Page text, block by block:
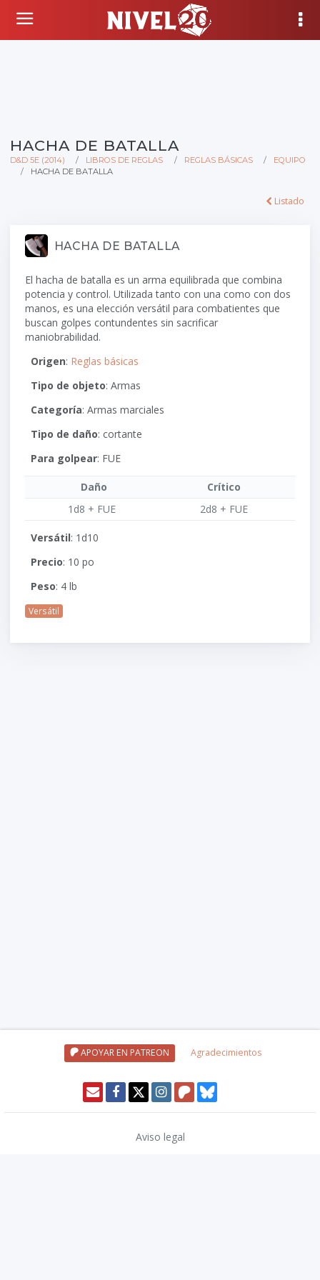
HACHA DE BATALLA
D&D 5E (2014) LIBROS DE REGLAS REGLAS BÁSICAS
EQUIPO
HACHA DE BATALLA
Listado
HACHA DE BATALLA
El hacha de batalla es un arma equilibrada que combina
potencia y control. Utilizada tanto con una como con dos
manos, es una elección versátil para combatientes que
buscan golpes contundentes sin sacrificar
maniobrabilidad.
Origen: Reglas básicas
Tipo de objeto: Armas
Categoría: Armas marciales
Tipo de daño: cortante
Para golpear: FUE
Daño
Crítico
1d8 + FUE
2d8 + FUE
Versátil: 1d10
Precio: 10 po
Peso: 4 lb
Versátil
APOYAR EN PATREON Agradecimientos
Aviso legal